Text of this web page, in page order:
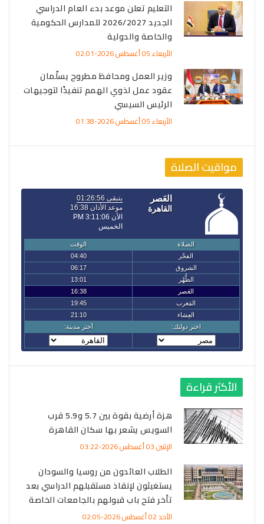
التعليم تعلن موعد بدء العام الدراسي
الجديد 2026/2027 للمدارس الحكومية
والخاصة والدولية
الأربعاء 05 أغسطس 2026-02:01
وزير العمل ومحافظ مطروح يسلّمان
عقود عمل لذوي الهمم تنفيذًا لتوجيهات
الرئيس السيسي
الأربعاء 05 أغسطس 2026-01:38
مواقيت الصلاة
الأكثر قراءة
هزة أرضية بقوة بين 5.7 و5.9 قرب
السويس يشعر بها سكان القاهرة
الإثنين 03 أغسطس 2026-03:22
الطلاب العائدون من روسيا والسودان
يستغيثون لإنقاذ مستقبلهم الدراسي بعد
تأخر فتح باب قبولهم بالجامعات الخاصة
الأحد 02 أغسطس 2026-02:05